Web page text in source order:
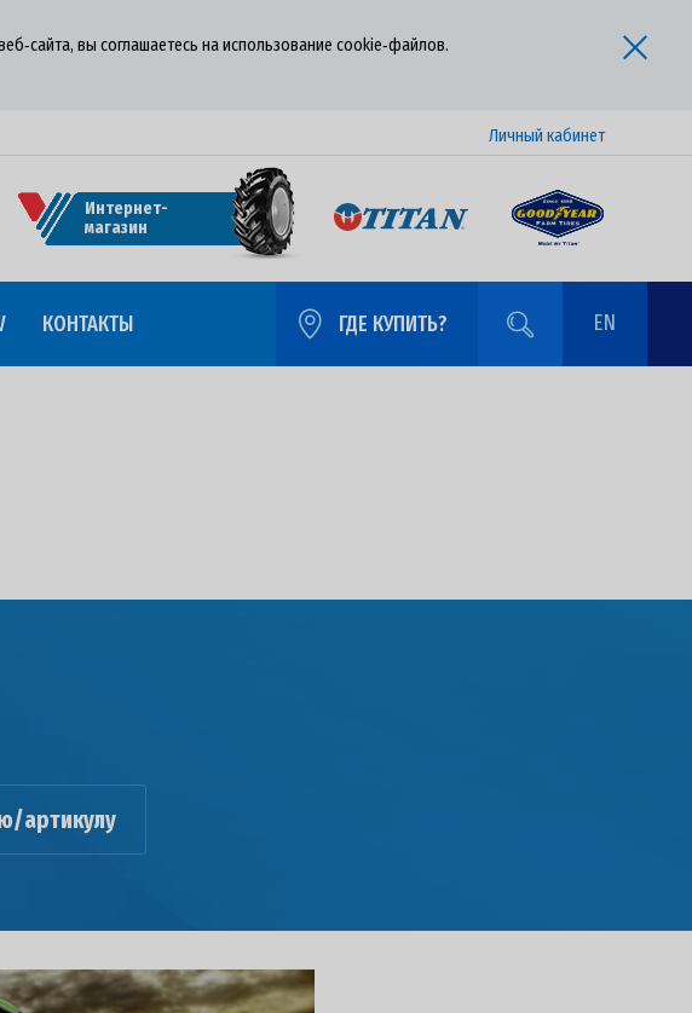
вы соглашаетесь на использование cookie‑файлов.
Личный кабинет
Интернет-
магазин
КОНТАКТЫ ГДЕ КУПИТЬ? EN
артикулу